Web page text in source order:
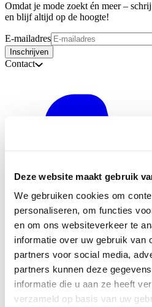
Deze website maakt gebruik
We gebruiken cookies om
personaliseren, om functies
en om ons websiteverkeer te
informatie over uw gebruik van
partners voor social media,
partners kunnen deze
informatie die u aan ze heeft
verzameld op basis van uw
Omdat je mode zoekt én meer –
en blijf altijd op de hoogte!
E-mailadres
Inschrijven
Contact